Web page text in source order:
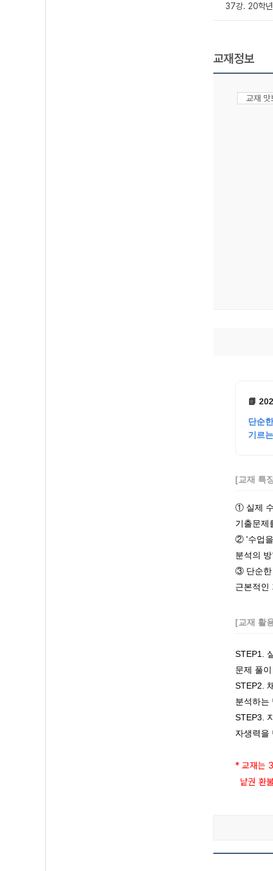
37강. 20학
교재정보
교재
📗
단순
기르
[교재 특
① 실제
기출문제
② '수업을
분석의
③ 단순한
근본적인
[교재 활
STEP1.
문제 풀
STEP2.
분석하는
STEP3.
자생력을
* 교재는
낱권 환